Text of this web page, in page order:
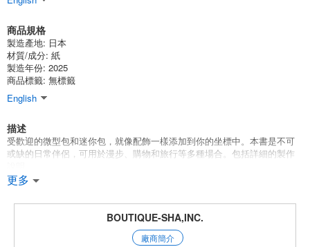
商品規格
製造產地: 日本
材質/成分: 紙
製造年份: 2025
商品標籤: 無標籤
English
描述
受歡迎的微型包和迷你包，就像配飾一樣添加到你的坐標中。本書是不可
或缺的日常伴侶，可用於漫步、購物和旅行等多種場合。包括詳細的製作
69705-49 微型包迷你包配件包
類別：縫紉袋
更多
BOUTIQUE-SHA,INC.
廠商簡介